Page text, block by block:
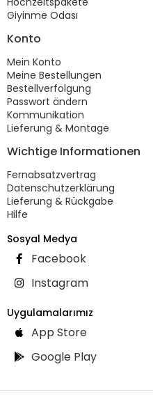
Giyinme Odası
Konto
Mein Konto
Meine Bestellungen
Bestellverfolgung
Passwort ändern
Kommunikation
Lieferung & Montage
Wichtige Informationen
Fernabsatzvertrag
Datenschutzerklärung
Lieferung & Rückgabe
Hilfe
Sosyal Medya
Facebook
Instagram
Uygulamalarımız
App Store
Google Play